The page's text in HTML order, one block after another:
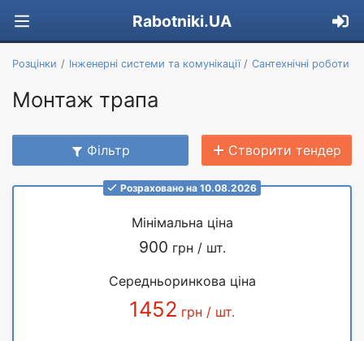
Rabotniki.UA
Розцінки Інженерні системи та комунікації Сантехнічні роботи
Монтаж трапа
Фільтр Створити тендер
Розраховано на 10.08.2026
Мінімальна ціна
900 грн / шт.
Середньоринкова ціна
1452 грн / шт.